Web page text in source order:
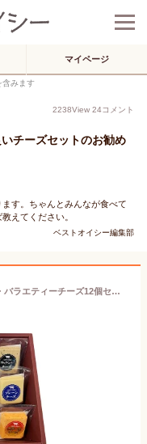
マイページ
含みます
2238View 24コメント
チーズセットのお勧め
す。ちゃんとみんなが食べて
えてください。
ベストオイシー編集部
【送料無料】山久チーズファクトリー・バラエティーチーズ12個セット【代引不可】